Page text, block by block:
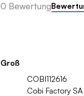
0 Bewertung
Groß
COBI112616
Cobi Factory SA